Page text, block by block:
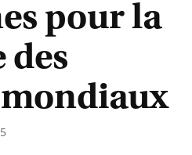
pour la
des